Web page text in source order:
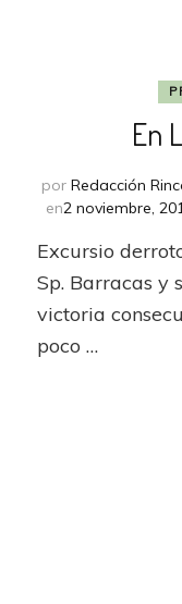
Caruso
En
por Redacción
en2 noviembre,
Excursio
Sp. Barracas y
victoria
poco …